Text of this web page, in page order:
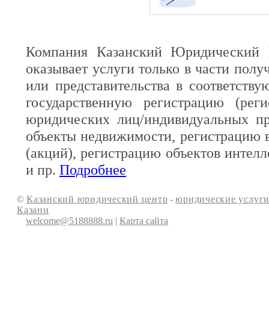
Компания Казанский Юридический
оказывает услуги только в части
или представительства в
государственную регистрацию
юридических лиц/индивидуальных
объекты недвижимости, регистрацию
(акций), регистрацию объектов
и пр. Подробнее
© Казанский юридический центр -юридические
Казани
welcome@5188888.ru | Карта сайта